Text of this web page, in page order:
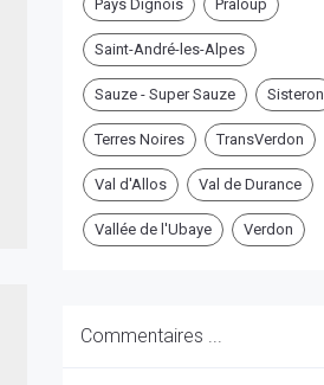
Pays Dignois Praloup
Saint-André-les-Alpes
Sauze - Super Sauze Sisteron
Terres Noires TransVerdon
Val d'Allos Val de Durance
Vallée de l'Ubaye Verdon
Commentaires ...